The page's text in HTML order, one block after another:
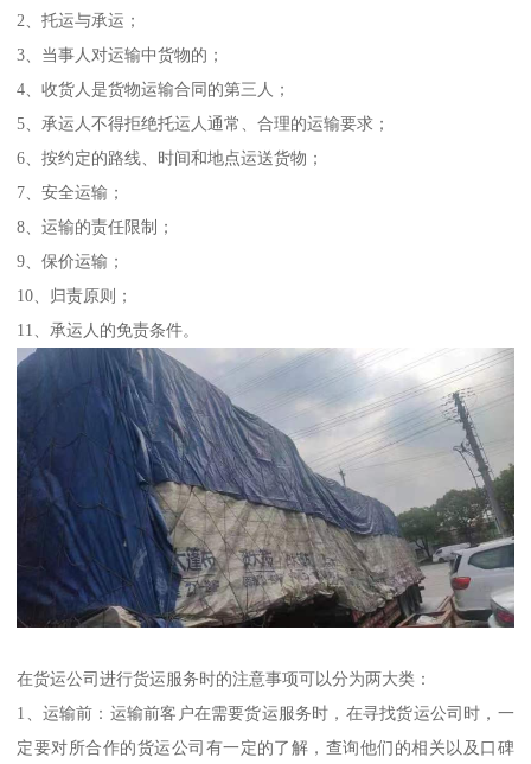
2、托运与承运；
3、当事人对运输中货物的；
4、收货人是货物运输合同的第三人；
5、承运人不得拒绝托运人通常、合理的运输要求；
6、按约定的路线、时间和地点运送货物；
7、安全运输；
8、运输的责任限制；
9、保价运输；
10、归责原则；
11、承运人的免责条件。
在货运公司进行货运服务时的注意事项可以分为两大类：
1、运输前：运输前客户在需要货运服务时，在寻找货运公司时，一
定要对所合作的货运公司有一定的了解，查询他们的相关以及口碑